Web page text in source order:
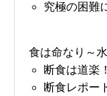
究極の困難
食は命なり～
断食は道楽
断食レポー